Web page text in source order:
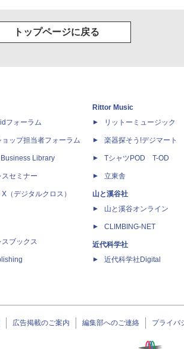
トップページに戻る
フォーラム
ョップ担当者フォーラム
Business Library
スセミナー
X（デジタルクロス）
スブックス
Rittor Music
リットーミュージック
楽器探そう!デジマート
TシャツPOD T-OD
立東舎
山と溪谷社
山と溪谷オンライン
CLIMBING-NET
近代科学社
近代科学社Digital
広告掲載のご案内 編集部へのご連絡 プライバ